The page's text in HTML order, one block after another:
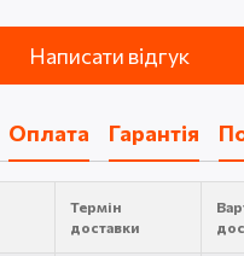
Написати відгук
Оплата Гарантія
Термін
доставки